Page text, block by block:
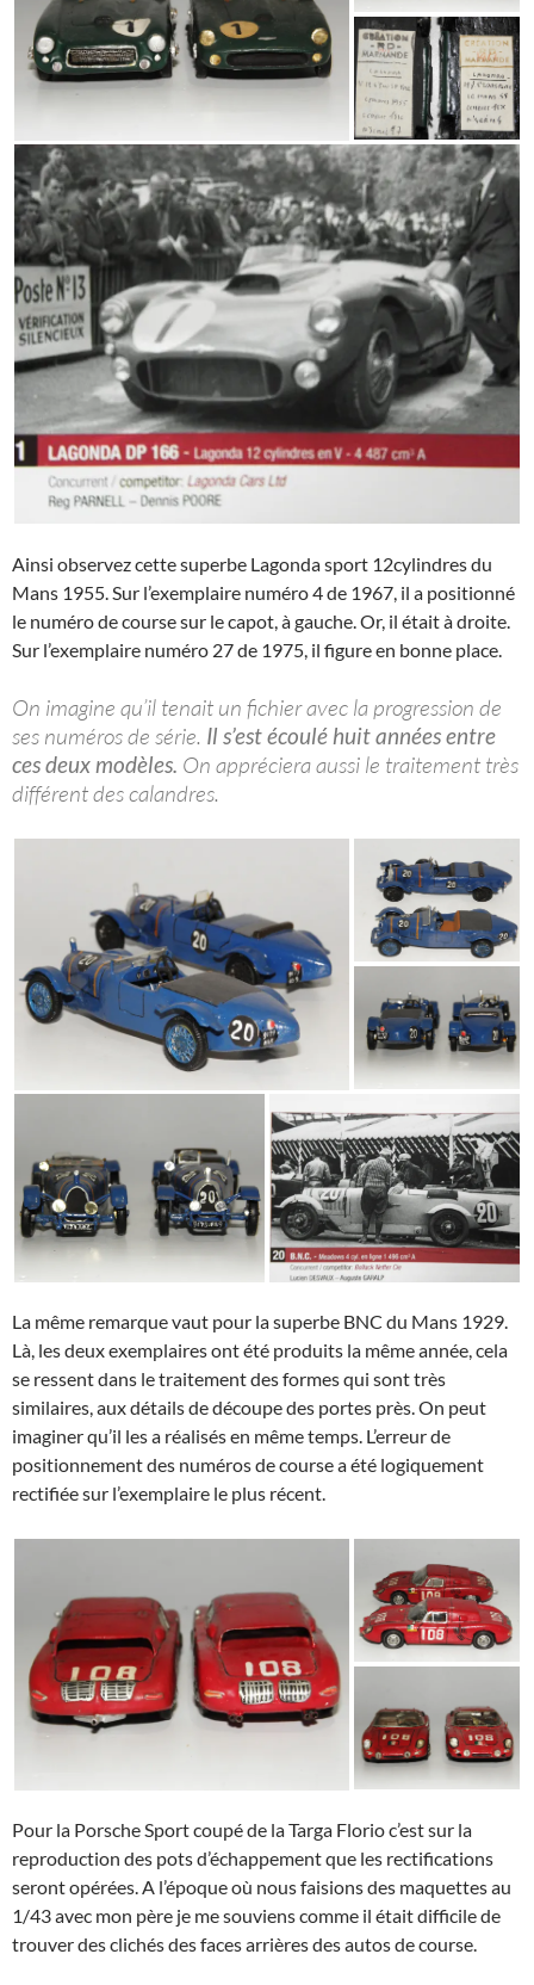
Ainsi observez cette superbe Lagonda sport 12cylindres du
Mans 1955. Sur l’exemplaire numéro 4 de 1967, il a positionné
le numéro de course sur le capot, à gauche. Or, il était à droite.
Sur l’exemplaire numéro 27 de 1975, il figure en bonne place.
On imagine qu’il tenait un fichier avec la progression de
ses numéros de série. Il s’est écoulé huit années entre
ces deux modèles. On appréciera aussi le traitement très
différent des calandres.
La même remarque vaut pour la superbe BNC du Mans 1929.
Là, les deux exemplaires ont été produits la même année, cela
se ressent dans le traitement des formes qui sont très
similaires, aux détails de découpe des portes près. On peut
imaginer qu’il les a réalisés en même temps. L’erreur de
positionnement des numéros de course a été logiquement
rectifiée sur l’exemplaire le plus récent.
Pour la Porsche Sport coupé de la Targa Florio c’est sur la
reproduction des pots d’échappement que les rectifications
seront opérées. A l’époque où nous faisions des maquettes au
1/43 avec mon père je me souviens comme il était difficile de
trouver des clichés des faces arrières des autos de course.